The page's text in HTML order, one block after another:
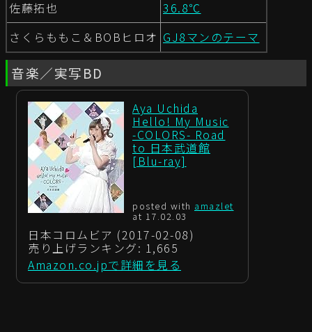
佐藤拓也
36.8℃
さくらももこ＆BOBヒロオ GJ8マンのテーマ
音楽／実写BD
Aya Uchida
Hello! My Music
-COLORS- Road
to 日本武道館
[Blu-ray]
posted with amazlet
at 17.02.03
日本コロムビア (2017-02-08)
売り上げランキング: 1,665
Amazon.co.jpで詳細を見る